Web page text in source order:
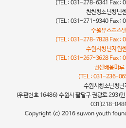
(TEL : 031-278-6341 Fax :
천천청소년청년
(TEL : 031-271-9340 Fax :
수원유스호스텔
(TEL : 031-278-7828 Fax :
수원시청년지원
(TEL : 031-267-3628 Fax :
권선배움마루
(TEL : 031-236-
수원시청소년청년
(우편번호 16486) 수원시 팔달구 권광로 293(
031)218-
Copyright (c) 2016 suwon youth